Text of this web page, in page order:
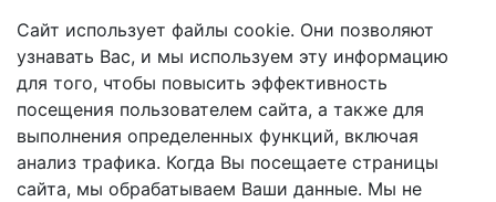
Сайт использует файлы cookie. Они позволяют
узнавать Вас, и мы используем эту информацию
для того, чтобы повысить эффективность
посещения пользователем сайта, а также для
выполнения определенных функций, включая
анализ трафика. Когда Вы посещаете страницы
сайта, мы обрабатываем Ваши данные. Мы не